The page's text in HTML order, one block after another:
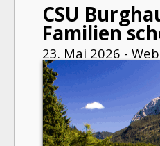
CSU
Familien
23. Mai 2026 -